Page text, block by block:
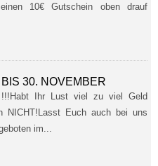
10€ Gutschein oben drauf
30. NOVEMBER
!!!Habt Ihr Lust viel zu viel Geld
NICHT!Lasst Euch auch bei uns
im...